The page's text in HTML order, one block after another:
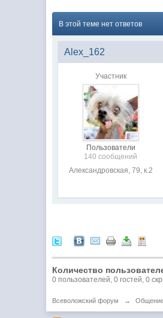
В этой теме нет ответов
Alex_162
Участник
Пользователи
140 сообщений
Александровская, 79, к.2
Количество
0 пользователей, 0 гостей, 0
Всеволожский форум →